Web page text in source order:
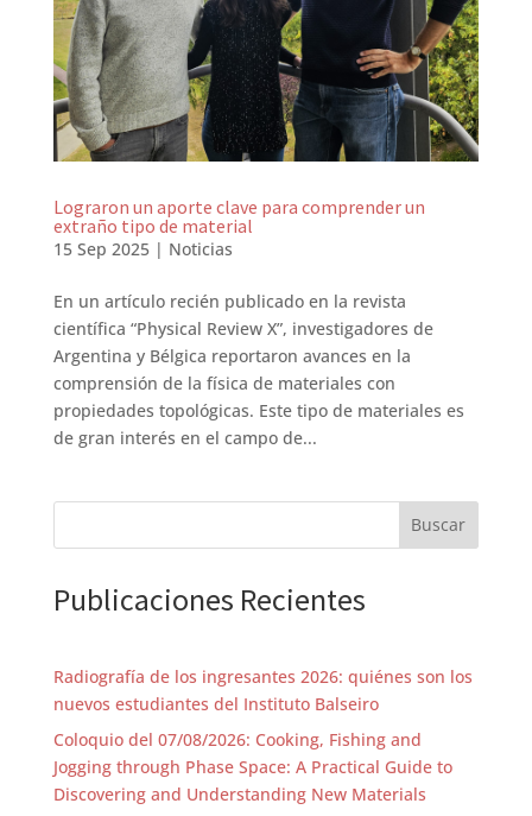
Lograron un aporte clave para comprender un
extraño tipo de material
15 Sep 2025| Noticias
En un artículo recién publicado en la revista
científica “Physical Review X”, investigadores de
Argentina y Bélgica reportaron avances en la
comprensión de la física de materiales con
propiedades topológicas. Este tipo de materiales es
de gran interés en el campo de...
Buscar
Publicaciones Recientes
Radiografía de los ingresantes 2026: quiénes son los
nuevos estudiantes del Instituto Balseiro
Coloquio del 07/08/2026: Cooking, Fishing and
Jogging through Phase Space: A Practical Guide to
Discovering and Understanding New Materials